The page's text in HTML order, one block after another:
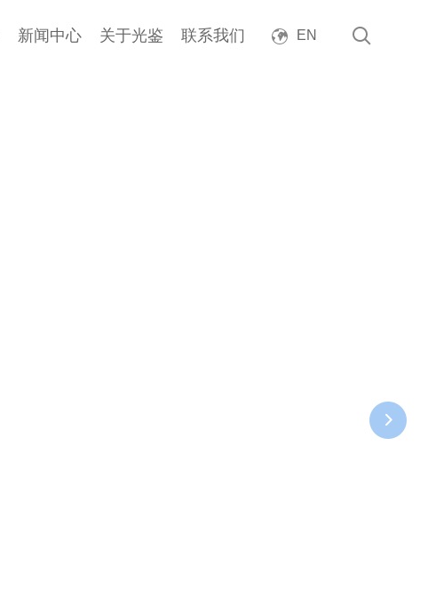
EN
新闻中心 关于光鉴 联系我们